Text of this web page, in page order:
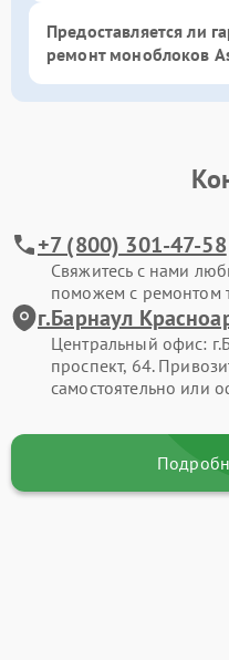
Предоставляется ли
ремонт моноблоков
+7 (800) 301-47-58
Свяжитесь с нами
поможем с ремонтом
г.Барнаул
Центральный офис:
проспект, 64.
самостоятельно или